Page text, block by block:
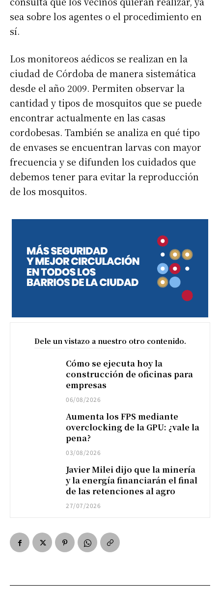
sea sobre los agentes o el procedimiento en
sí.
Los monitoreos aédicos se realizan en la
ciudad de Córdoba de manera sistemática
desde el año 2009. Permiten observar la
cantidad y tipos de mosquitos que se puede
encontrar actualmente en las casas
cordobesas. También se analiza en qué tipo
de envases se encuentran larvas con mayor
frecuencia y se difunden los cuidados que
debemos tener para evitar la reproducción
de los mosquitos.
Dele un vistazo a nuestro otro contenido.
Cómo se ejecuta hoy la
construcción de oficinas para
empresas
06/08/2026
Aumenta los FPS mediante
overclocking de la GPU: ¿vale la
pena?
03/08/2026
Javier Milei dijo que la minería
y la energía financiarán el final
de las retenciones al agro
27/07/2026